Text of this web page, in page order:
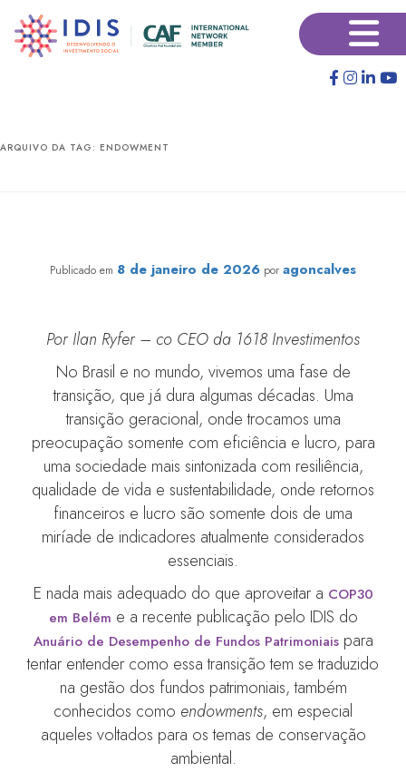
para
para
ARQUIVO DA TAG: ENDOWMENT
Publicado em 8 de janeiro de 2026 por agoncalves
Por Ilan Ryfer – co CEO da 1618 Investimentos
No Brasil e no mundo, vivemos uma fase de
transição, que já dura algumas décadas. Uma
transição geracional, onde trocamos uma
preocupação somente com eficiência e lucro, para
uma sociedade mais sintonizada com resiliência,
qualidade de vida e sustentabilidade, onde retornos
financeiros e lucro são somente dois de uma
miríade de indicadores atualmente considerados
essenciais.
E nada mais adequado do que aproveitar a COP30
em Belém e a recente publicação pelo IDIS do
Anuário de Desempenho de Fundos Patrimoniaispara
tentar entender como essa transição tem se traduzido
na gestão dos fundos patrimoniais, também
conhecidos como endowments, em especial
aqueles voltados para os temas de conservação
ambiental.